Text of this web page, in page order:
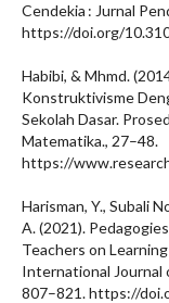
Cendekia : Jurnal
https://doi.org/
Habibi, & Mhmd.
Konstruktivisme
Sekolah Dasar.
Matematika., 27–48.
https://
Harisman, Y., Subali
A. (2021).
Teachers on
International Journal
807–821. https://